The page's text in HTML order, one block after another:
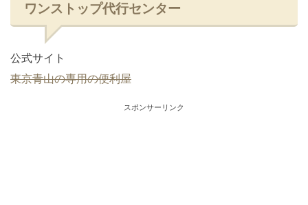
ワンストップ代行センター
公式サイト
東京青山の専用の便利屋
スポンサーリンク